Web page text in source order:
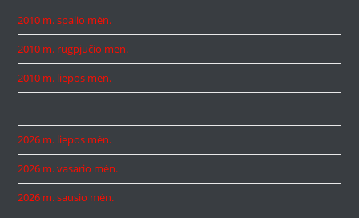
2010 m. spalio mėn.
2010 m. rugpjūčio mėn.
2010 m. liepos mėn.
2026 m. liepos mėn.
2026 m. vasario mėn.
2026 m. sausio mėn.